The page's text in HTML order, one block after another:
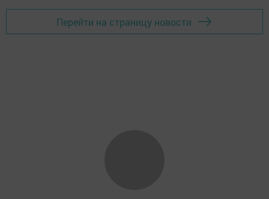
Перейти на страницу новости